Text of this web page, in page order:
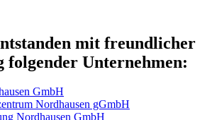
mit freundlicher
folgender Unternehmen:
GmbH
Nordhausen gGmbH
Nordhausen GmbH